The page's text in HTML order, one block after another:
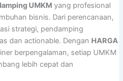
UMKMyang profesional
bisnis. Dari perencanaan,
strategi, pendamping
dan actionable. Dengan HARGA
berpengalaman, setiap UMKM
lebih cepat dan